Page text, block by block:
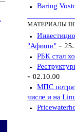
Baring
МАТЕРИАЛЫ
"Афиши" -
РБК стал
- 02.10.00
МПС
числе и на